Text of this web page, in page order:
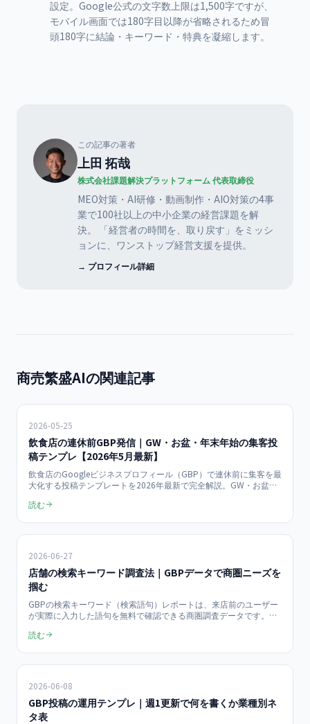
設定。Google公式の文字数上限は1,500字ですが、
モバイル画面では180字目以降が省略されるため冒
頭180字に結論・キーワード・特典を凝縮します。
この記事の著者
上田 拓哉
株式会社課題解決プラットフォーム 代表取締役
MEO対策・AI研修・動画制作・AIO対策の4事
業で100社以上の中小企業の経営課題を解
決。 「経営者の時間を、取り戻す」をミッシ
ョンに、ワンストップ経営支援を提供。
→ プロフィール詳細
商売繁盛AIの関連記事
2026-05-25
飲食店の連休前GBP発信｜GW・お盆・年末年始の集客投
稿テンプレ【2026年5月最新】
飲食店のGoogleビジネスプロフィール（GBP）で連休前に集客を最
大化する投稿テンプレートを2026年最新で完全解説。GW・お盆・
ケジュール、当日売上+50%の実証データまで店舗オーナー向けに
読む
2026-06-27
店舗の検索キーワード調査法｜GBPデータで商圏ニーズを
掴む
GBPの検索キーワード（検索語句）レポートは、来店前のユーザー
が実際に入力した語句を無料で確認できる商圏調査データです。
間以内に来店。検索語句の見方・4分類フレーム・5ステップの調査
読む
2026-06-08
GBP投稿の運用テンプレ｜週1更新で何を書くか業種別ネ
タ表